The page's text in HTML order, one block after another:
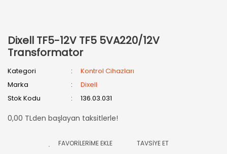
Dixell TF5-12V TF5 5VA220/12V
Transformator
Kategori
Kontrol Cihazları
Marka
Dixell
Stok Kodu
136.03.031
0,00 TLden başlayan taksitlerle!
TAVSİYE ET